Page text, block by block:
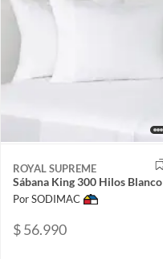
ROYAL SUPREME
Sábana King 300 Hilos Blanco
Por SODIMAC
$ 56.990